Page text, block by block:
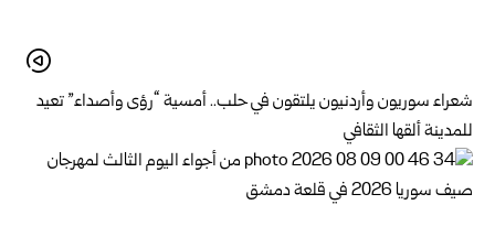
شعراء سوريون وأردنيون يلتقون في حلب.. أمسية “رؤى وأصداء” تعيد
للمدينة ألقها الثقافي